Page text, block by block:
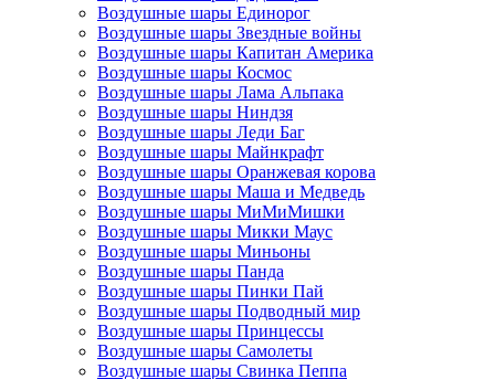
Воздушные шары Единорог
Воздушные шары Звездные войны
Воздушные шары Капитан Америка
Воздушные шары Космос
Воздушные шары Лама Альпака
Воздушные шары Ниндзя
Воздушные шары Леди Баг
Воздушные шары Майнкрафт
Воздушные шары Оранжевая корова
Воздушные шары Маша и Медведь
Воздушные шары МиМиМишки
Воздушные шары Микки Маус
Воздушные шары Миньоны
Воздушные шары Панда
Воздушные шары Пинки Пай
Воздушные шары Подводный мир
Воздушные шары Принцессы
Воздушные шары Самолеты
Воздушные шары Свинка Пеппа